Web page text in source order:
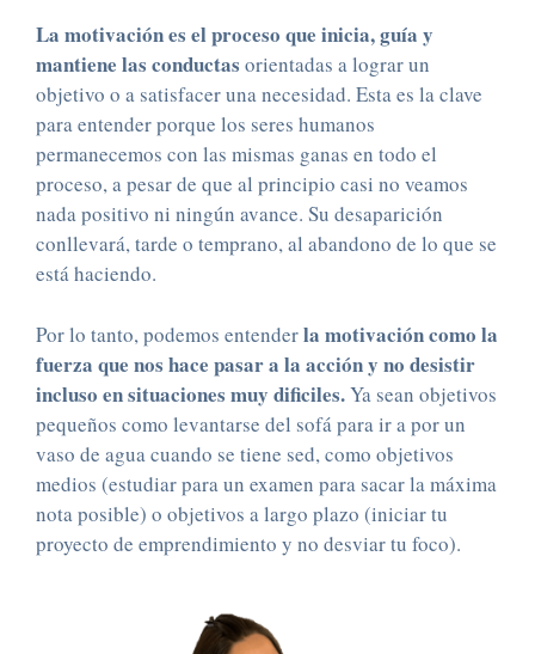
La motivación es el proceso que inicia, guía y
mantiene las conductas orientadas a lograr un
objetivo o a satisfacer una necesidad. Esta es la clave
para entender porque los seres humanos
permanecemos con las mismas ganas en todo el
proceso, a pesar de que al principio casi no veamos
nada positivo ni ningún avance. Su desaparición
conllevará, tarde o temprano, al abandono de lo que se
está haciendo.
Por lo tanto, podemos entenderla motivación como la
fuerza que nos hace pasar a la acción y no desistir
incluso en situaciones muy dificiles.Ya sean objetivos
pequeños como levantarse del sofá para ir a por un
vaso de agua cuando se tiene sed, como objetivos
medios (estudiar para un examen para sacar la máxima
nota posible) o objetivos a largo plazo (iniciar tu
proyecto de emprendimiento y no desviar tu foco).